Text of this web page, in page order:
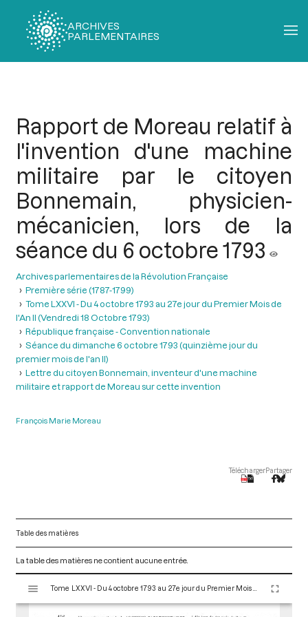
ARCHIVES
PARLEMENTAIRES
Rapport de Moreau relatif à
l'invention d'une machine
militaire par le citoyen
Bonnemain, physicien-
mécanicien, lors de la
séance du 6 octobre 1793
Archives parlementaires de la Révolution Française
Première série (1787-1799)
Tome LXXVI - Du 4 octobre 1793 au 27e jour du Premier Mois de
l'An II (Vendredi 18 Octobre 1793)
République française - Convention nationale
Séance du dimanche 6 octobre 1793 (quinzième jour du
premier mois de l'an II)
Lettre du citoyen Bonnemain, inventeur d'une machine
militaire et rapport de Moreau sur cette invention
François Marie Moreau
TéléchargerPartager
Table des matières
La table des matières ne contient aucune entrée.
s